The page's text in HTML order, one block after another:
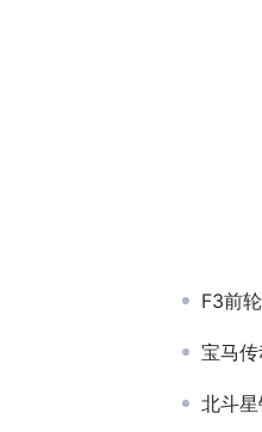
F3前
宝马
北斗